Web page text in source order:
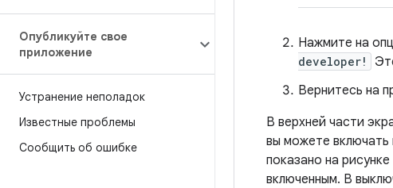
Опубликуйте свое
приложение
Устранение неполадок
Известные проблемы
Сообщить об ошибке
Нажмите на
developer!
Вернитесь на
В верхней части
вы можете включать
показано на
включенным. В